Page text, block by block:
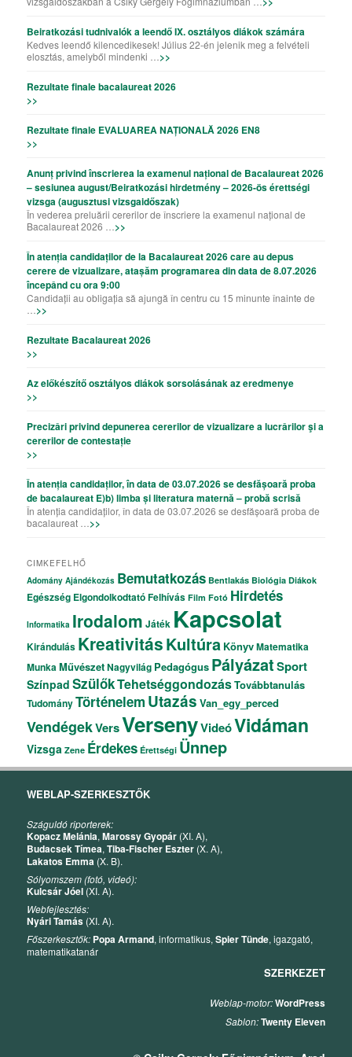
Beiratkozási tudnivalók a leendő IX. osztályos diákok számára
Kedves leendő kilencedikesek! Július 22-én jelenik meg a felvételi
elosztás, amelyből mindenki …>>
Rezultate finale bacalaureat 2026
>>
Rezultate finale EVALUAREA NAȚIONALĂ 2026 EN8
>>
Anunț privind înscrierea la examenul național de Bacalaureat 2026
– sesiunea august/Beiratkozási hirdetmény – 2026-ös érettségi
vizsga (augusztusi vizsgaidőszak)
În vederea preluării cererilor de înscriere la examenul național de
Bacalaureat 2026 …>>
În atenția candidaților de la Bacalaureat 2026 care au depus
cerere de vizualizare, atașăm programarea din data de 8.07.2026
începând cu ora 9:00
Candidații au obligația să ajungă în centru cu 15 minunte înainte de
…>>
Rezultate Bacalaureat 2026
>>
Az előkészítő osztályos diákok sorsolásának az eredmenye
>>
Precizǎri privind depunerea cererilor de vizualizare a lucrǎrilor şi a
cererilor de contestație
>>
În atenția candidaților, în data de 03.07.2026 se desfășoară proba
de bacalaureat E)b) limba și literatura maternă – probă scrisă
În atenția candidaților, în data de 03.07.2026 se desfășoară proba de
bacalaureat …>>
CIMKEFELHŐ
Adomány Ajándékozás Bemutatkozás Bentlakás Biológia Diákok
Egészség ElgondolkodtatóFelhívás Film Fotó Hirdetés
Informatika Irodalom Játék Kapcsolat
Kirándulás KreativitásKultúra KönyvMatematika
MunkaMűvészetNagyvilág Pedagógus PályázatSport
Színpad SzülőkTehetséggondozásTovábbtanulás
TudományTörténelem Utazás Van_egy_perced
VendégekVersVersenyVideóVidáman
Vizsga Zene Érdekes Érettségi Ünnep
WEBLAP-SZERKESZTŐK
Száguldó riporterek:
Kopacz Melánia,Marossy Gyopár (XI. A),
Budacsek Tímea,Tiba-Fischer Eszter (X. A),
Lakatos Emma (X. B).
Sólyomszem (fotó, videó):
Kulcsár Jóel (XI. A).
Webfejlesztés:
Nyári Tamás (XI. A).
Főszerkesztők: Popa Armand, informatikus,Spier Tünde, igazgató,
matematikatanár
SZERKEZET
Weblap-motor:WordPress
Sablon:Twenty Eleven